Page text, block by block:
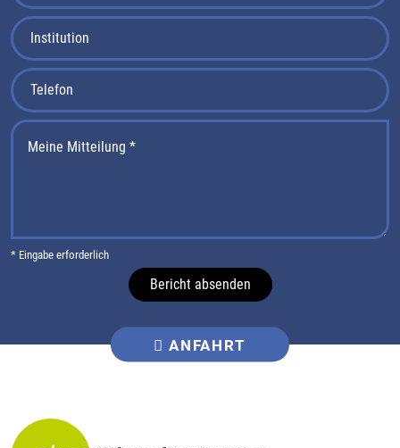
* Eingabe erforderlich
Bericht absenden
ANFAHRT